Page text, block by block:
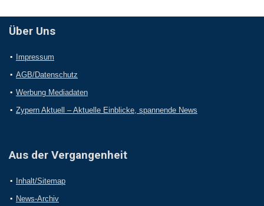
Über Uns
Impressum
AGB/Datenschutz
Werbung Mediadaten
Zypern Aktuell – Aktuelle Einblicke, spannende News
Aus der Vergangenheit
Inhalt/Sitemap
News-Archiv